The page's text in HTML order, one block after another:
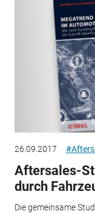
26.09.2017
Aftersales-
durch
Die gemeinsame